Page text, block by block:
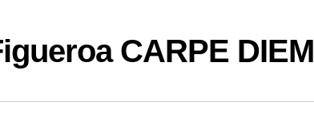
CARPE DIEM